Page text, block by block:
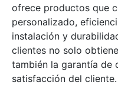
ofrece productos que
personalizado,
instalación y
clientes no solo
también la garantía de
satisfacción del